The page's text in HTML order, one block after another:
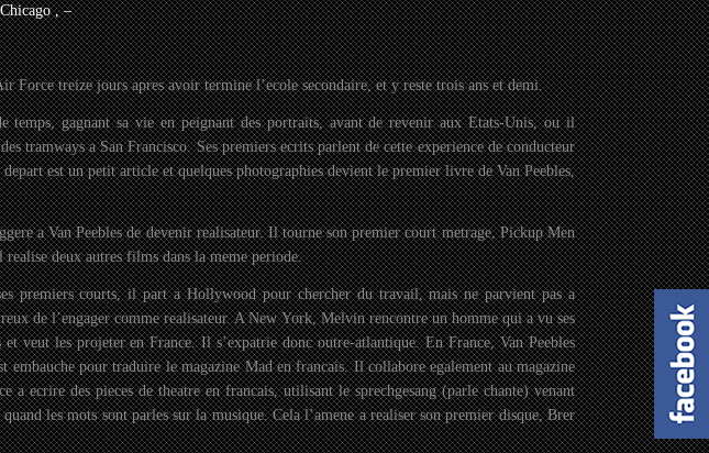
, –
Force treize jours apres avoir termine l’ecole secondaire, et y reste trois ans et demi.
gagnant sa vie en peignant des portraits, avant de revenir aux Etats-Unis, ou il
tramways a San Francisco. Ses premiers ecrits parlent de cette experience de conducteur
est un petit article et quelques photographies devient le premier livre de Van Peebles,
a Van Peebles de devenir realisateur. Il tourne son premier court metrage, Pickup Men
deux autres films dans la meme periode.
premiers courts, il part a Hollywood pour chercher du travail, mais ne parvient pas a
de l’engager comme realisateur. A New York, Melvin rencontre un homme qui a vu ses
veut les projeter en France. Il s’expatrie donc outre-atlantique. En France, Van Peebles
embauche pour traduire le magazine Mad en francais. Il collabore egalement au magazine
a ecrire des pieces de theatre en francais, utilisant le sprechgesang (parle chante) venant
les mots sont parles sur la musique. Cela l’amene a realiser son premier disque, Brer